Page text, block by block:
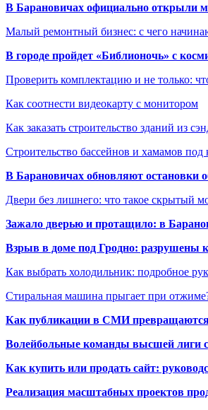
В Барановичах официально открыли
Малый ремонтный бизнес: с чего
В городе пройдет «Библионочь» с
Проверить комплектацию и не только:
Как соотнести видеокарту с монитором
Как заказать строительство зданий из
Строительство бассейнов и хамамов
В Барановичах обновляют остановки
Двери без лишнего: что такое скрытый
Зажало дверью и протащило: в
Взрыв в доме под Гродно: разрушены
Как выбрать холодильник: подробное
Стиральная машина прыгает при
Как публикации в СМИ превращаются
Волейбольные команды высшей лиги
Как купить или продать сайт:
Реализация масштабных проектов